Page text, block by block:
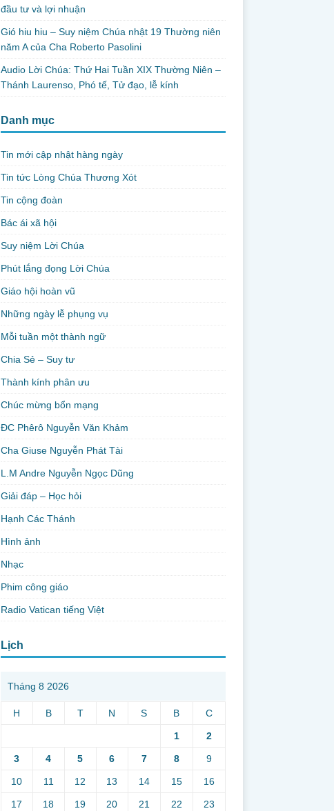
đầu tư và lợi nhuận
Gió hiu hiu – Suy niệm Chúa nhật 19 Thường niên
năm A của Cha Roberto Pasolini
Audio Lời Chúa: Thứ Hai Tuần XIX Thường Niên –
Thánh Laurenso, Phó tế, Tử đạo, lễ kính
Danh mục
Tin mới cập nhật hàng ngày
Tin tức Lòng Chúa Thương Xót
Tin cộng đoàn
Bác ái xã hội
Suy niệm Lời Chúa
Phút lắng đọng Lời Chúa
Giáo hội hoàn vũ
Những ngày lễ phụng vụ
Mỗi tuần một thành ngữ
Chia Sẻ – Suy tư
Thành kính phân ưu
Chúc mừng bổn mạng
ĐC Phêrô Nguyễn Văn Khảm
Cha Giuse Nguyễn Phát Tài
L.M Andre Nguyễn Ngọc Dũng
Giải đáp – Học hỏi
Hạnh Các Thánh
Hình ảnh
Nhạc
Phim công giáo
Radio Vatican tiếng Việt
Lịch
Tháng 8 2026
H B T N S B C
1 2
3 4 5 6 7 8 9
10 11 12 13 14 15 16
17 18 19 20 21 22 23